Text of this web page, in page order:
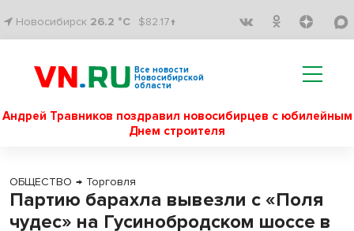
Новосибирск 26.2 °C $82.17↑
Все новости
Новосибирской
области
Андрей Травников поздравил новосибирцев с юбилейным
Днем строителя
ОБЩЕСТВО → Торговля
Партию барахла вывезли с «Поля
чудес» на Гусинобродском шоссе в